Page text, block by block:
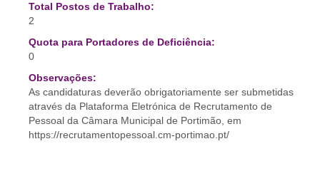
Total Postos de Trabalho:
2
Quota para Portadores de Deficiência:
0
Observações:
As candidaturas deverão obrigatoriamente ser submetidas
através da Plataforma Eletrónica de Recrutamento de
Pessoal da Câmara Municipal de Portimão, em
https://recrutamentopessoal.cm-portimao.pt/